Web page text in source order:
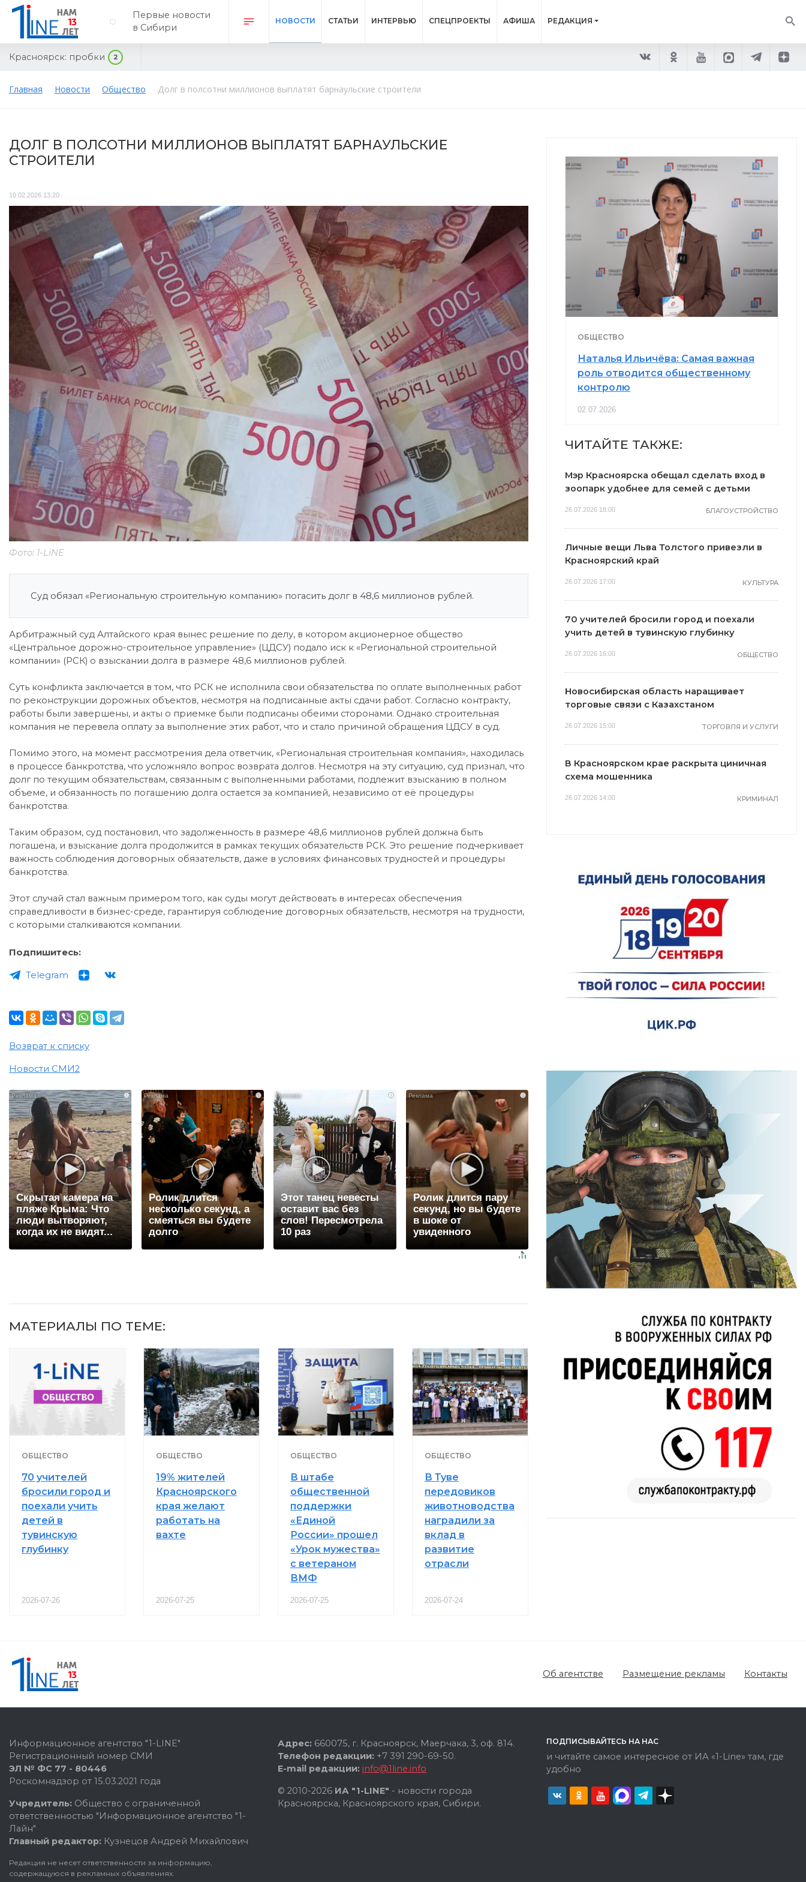
Первые новости
в Сибири
НОВОСТИ СТАТЬИ ИНТЕРВЬЮ СПЕЦПРОЕКТЫ АФИША РЕДАКЦИЯ
Красноярск: пробки 2
Главная Новости Общество Долг в полсотни миллионов выплатят барнаульские строители
ДОЛГ В ПОЛСОТНИ МИЛЛИОНОВ ВЫПЛАТЯТ БАРНАУЛЬСКИЕ
СТРОИТЕЛИ
10.02.2026 13:20
Фото: 1-LiNE
Суд обязал «Региональную строительную компанию» погасить долг в 48,6 миллионов рублей.
Арбитражный суд Алтайского края вынес решение по делу, в котором акционерное общество
«Центральное дорожно-строительное управление» (ЦДСУ) подало иск к «Региональной строительной
компании» (РСК) о взыскании долга в размере 48,6 миллионов рублей.
Суть конфликта заключается в том, что РСК не исполнила свои обязательства по оплате выполненных работ
по реконструкции дорожных объектов, несмотря на подписанные акты сдачи работ. Согласно контракту,
работы были завершены, и акты о приемке были подписаны обеими сторонами. Однако строительная
компания не перевела оплату за выполнение этих работ, что и стало причиной обращения ЦДСУ в суд.
Помимо этого, на момент рассмотрения дела ответчик, «Региональная строительная компания», находилась
в процессе банкротства, что усложняло вопрос возврата долгов. Несмотря на эту ситуацию, суд признал, что
долг по текущим обязательствам, связанным с выполненными работами, подлежит взысканию в полном
объеме, и обязанность по погашению долга остается за компанией, независимо от её процедуры
банкротства.
Таким образом, суд постановил, что задолженность в размере 48,6 миллионов рублей должна быть
погашена, и взыскание долга продолжится в рамках текущих обязательств РСК. Это решение подчеркивает
важность соблюдения договорных обязательств, даже в условиях финансовых трудностей и процедуры
банкротства.
Этот случай стал важным примером того, как суды могут действовать в интересах обеспечения
справедливости в бизнес-среде, гарантируя соблюдение договорных обязательств, несмотря на трудности,
с которыми сталкиваются компании.
Подпишитесь:
Telegram
Возврат к списку
Новости СМИ2
i
Скрытая камера на
пляже Крыма: Что
люди вытворяют,
когда их не видят...
i
Ролик длится
несколько секунд, а
смеяться вы будете
долго
i
Этот танец невесты
оставит вас без
слов! Пересмотрела
10 раз
i
Ролик длится пару
секунд, но вы будете
в шоке от
увиденного
МАТЕРИАЛЫ ПО ТЕМЕ:
ОБЩЕСТВО
70 учителей
бросили город и
поехали учить
детей в
тувинскую
глубинку
2026-07-26
ОБЩЕСТВО
19% жителей
Красноярского
края желают
работать на
вахте
2026-07-25
ОБЩЕСТВО
В штабе
общественной
поддержки
«Единой
России» прошел
«Урок мужества»
с ветераном
ВМФ
2026-07-25
ОБЩЕСТВО
В Туве
передовиков
животноводства
наградили за
вклад в
развитие
отрасли
2026-07-24
ОБЩЕСТВО
Наталья Ильичёва: Самая важная
роль отводится общественному
контролю
02.07.2026
ЧИТАЙТЕ ТАКЖЕ:
Мэр Красноярска обещал сделать вход в
зоопарк удобнее для семей с детьми
26.07.2026 18:00 БЛАГОУСТРОЙСТВО
Личные вещи Льва Толстого привезли в
Красноярский край
26.07.2026 17:00 КУЛЬТУРА
70 учителей бросили город и поехали
учить детей в тувинскую глубинку
26.07.2026 16:00 ОБЩЕСТВО
Новосибирская область наращивает
торговые связи с Казахстаном
26.07.2026 15:00 ТОРГОВЛЯ И УСЛУГИ
В Красноярском крае раскрыта циничная
схема мошенника
26.07.2026 14:00 КРИМИНАЛ
Об агентстве Размещение рекламы Контакты
Информационное агентство "1-LINE"
Регистрационный номер СМИ
ЭЛ № ФС 77 - 80446
Роскомнадзор от 15.03.2021 года
Учредитель: Общество с ограниченной
ответственностью "Информационное агентство "1-
Лайн"
Главный редактор: Кузнецов Андрей Михайлович
Редакция не несет ответственности за информацию,
содержащуюся в рекламных объявлениях.
Адрес: 660075, г. Красноярск, Маерчака, 3, оф. 814.
Телефон редакции: +7 391 290-69-50.
E-mail редакции: info@1line.info
© 2010-2026 ИА "1-LINE" - новости города
Красноярска, Красноярского края, Сибири.
ПОДПИСЫВАЙТЕСЬ НА НАС
и читайте самое интересное от ИА «1-Line» там, где
удобно